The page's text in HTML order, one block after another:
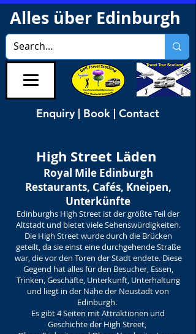
Alles über Edinburgh
Enquiry | Book | Contact
High Street Läden
Royal Mile Edinburgh
Restaurants, Cafés, Kneipen,
Unterkünfte
Edinburghs High Street ist der größte Teil der
Altstadt und bietet viele Sehenswürdigkeiten.
Die High Street wurde durch die Brücken
geteilt, da sie einst eine durchgehende Straße
war, die vor den Toren der Stadt endete. Diese
Gegend hat alles für den Besucher, Essen,
Trinken, Geschäfte, Unterkunft, Unterhaltung
und liegt in der Nähe der Neustadt von
Edinburgh.
Es gibt 4 Seiten mit Attraktionen und
Geschichte der High Street,